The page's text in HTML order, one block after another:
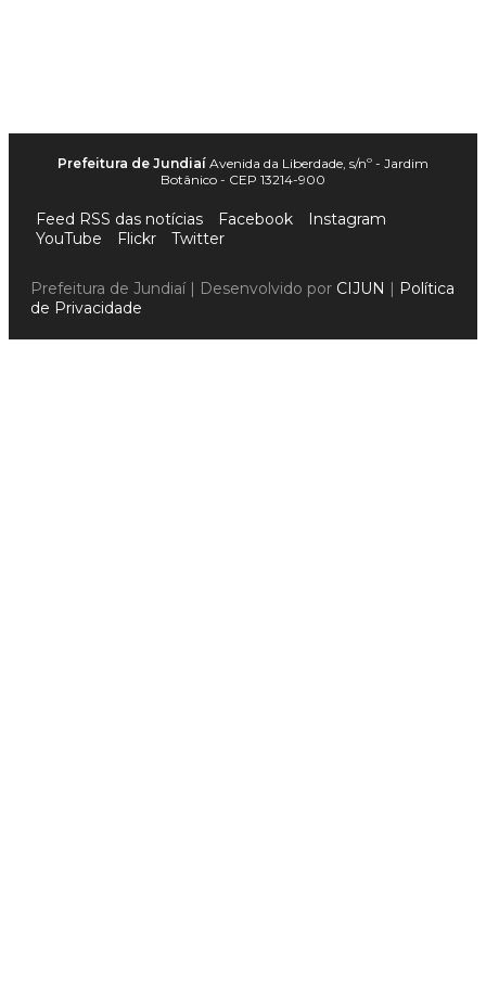
Prefeitura de Jundiaí Avenida da Liberdade, s/nº - Jardim
Botânico - CEP 13214-900
Feed RSS das notícias Facebook
Instagram
YouTube
Flickr Twitter
Prefeitura de Jundiaí | Desenvolvido por CIJUN | Política
de Privacidade